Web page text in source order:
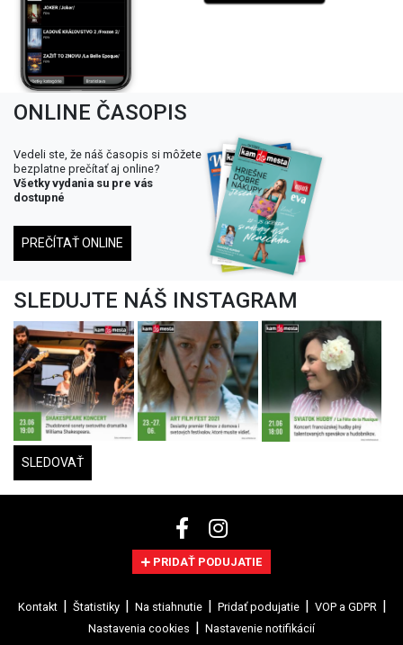
ONLINE ČASOPIS
Vedeli ste, že náš časopis si môžete
bezplatne prečítať aj online?
Všetky vydania su pre vás
dostupné
PREČÍTAŤ ONLINE
SLEDUJTE NÁŠ INSTAGRAM
SLEDOVAŤ
PRIDAŤ PODUJATIE
Kontakt Štatistiky Na stiahnutie Pridať podujatie
VOP a GDPR
Nastavenia cookies
Nastavenie notifikácií